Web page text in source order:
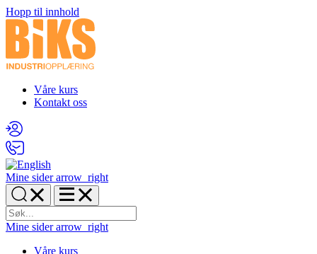
Hopp til innhold
Våre kurs
Kontakt oss
Mine sider arrow_right
Mine sider arrow_right
Våre kurs